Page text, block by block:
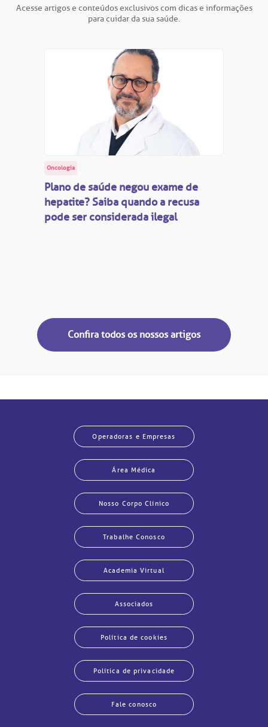
CEP: 01323-001 | Bela Vista
Clínica Medicina da Mulher
de Benchmarking
frequentes
de órgãos
de cuidado
Acesse artigos e conteúdos exclusivos com dicas e informações
para cuidar da sua saúde.
Oncologia
Plano de saúde negou exame de
hepatite? Saiba quando a recusa
pode ser considerada ilegal
Confira todos os nossos artigos
Operadoras e Empresas
Área Médica
Nosso Corpo Clínico
Trabalhe Conosco
Academia Virtual
Associados
Política de cookies
Política de privacidade
Fale conosco